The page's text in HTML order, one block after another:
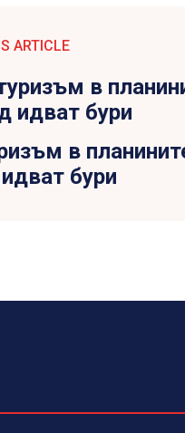
ARTICLE
в
бури